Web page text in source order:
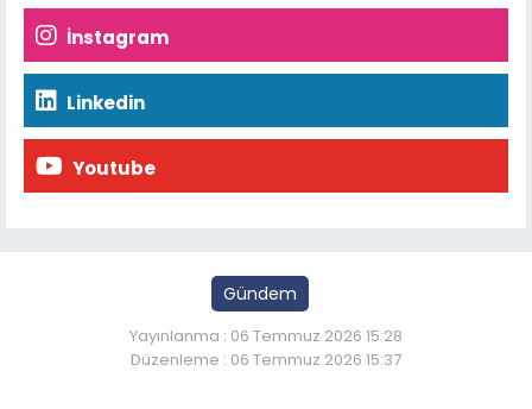
İnstagram
Linkedin
Youtube
Gündem
Yayınlanma : 06 Temmuz 2026 15:28
Düzenleme : 06 Temmuz 2026 15:37